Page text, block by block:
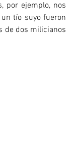
por ejemplo, nos
tío suyo fueron
de dos milicianos